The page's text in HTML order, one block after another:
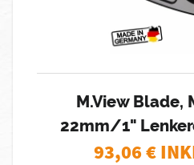
M.View Blade,
22mm/1"
93,06€